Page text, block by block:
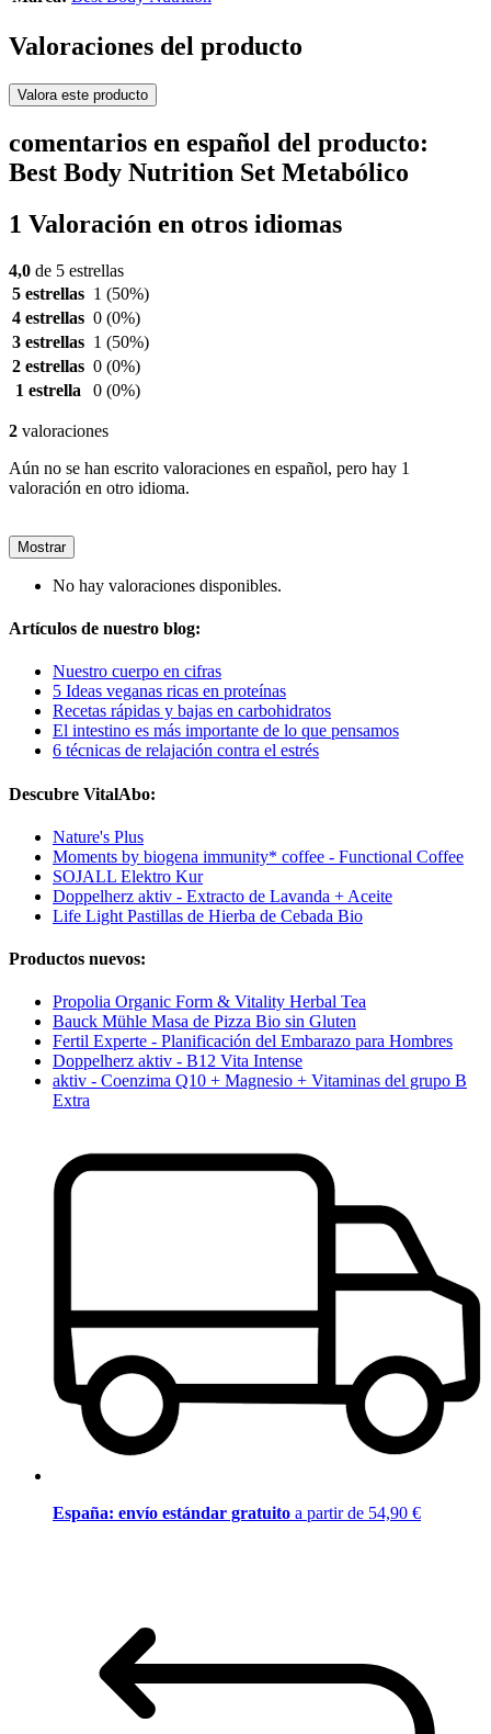
Valoraciones del producto
Valora este producto
comentarios en español del producto:
Best Body Nutrition Set Metabólico
1 Valoración en otros idiomas
4,0 de 5 estrellas
5 estrellas 1 (50%)
4 estrellas 0 (0%)
3 estrellas 1 (50%)
2 estrellas 0 (0%)
1 estrella
0 (0%)
2 valoraciones
Aún no se han escrito valoraciones en español, pero hay 1
valoración en otro idioma.
Mostrar
No hay valoraciones disponibles.
Artículos de nuestro blog:
Nuestro cuerpo en cifras
5 Ideas veganas ricas en proteínas
Recetas rápidas y bajas en carbohidratos
El intestino es más importante de lo que pensamos
6 técnicas de relajación contra el estrés
Descubre VitalAbo:
Nature's Plus
Moments by biogena immunity* coffee - Functional Coffee
SOJALL Elektro Kur
Doppelherz aktiv - Extracto de Lavanda + Aceite
Life Light Pastillas de Hierba de Cebada Bio
Productos nuevos:
Propolia Organic Form & Vitality Herbal Tea
Bauck Mühle Masa de Pizza Bio sin Gluten
Fertil Experte - Planificación del Embarazo para Hombres
Doppelherz aktiv - B12 Vita Intense
aktiv - Coenzima Q10 + Magnesio + Vitaminas del grupo B
Extra
España: envío estándar gratuito a partir de 54,90 €